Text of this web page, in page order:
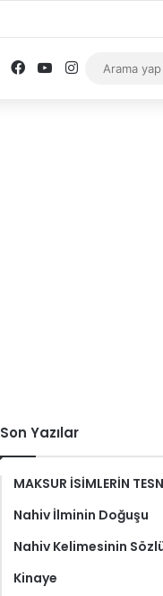
Facebook
YouTube
Instagram
Son Yazılar
MAKSUR İSİMLERİN
Nahiv İlminin Doğuşu
Nahiv Kelimesinin
Kinaye